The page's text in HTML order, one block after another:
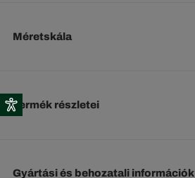
Méretskála
Termék részletei
Gyártási és behozatali információk